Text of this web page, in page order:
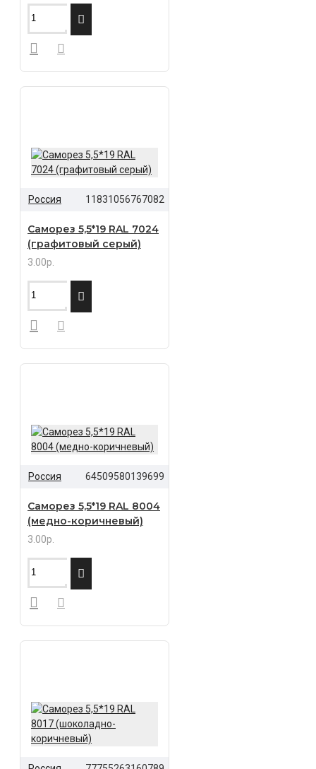
Россия 11831056767082
Саморез 5,5*19 RAL 7024
(графитовый серый)
3.00р.
Россия 64509580139699
Саморез 5,5*19 RAL 8004
(медно-коричневый)
3.00р.